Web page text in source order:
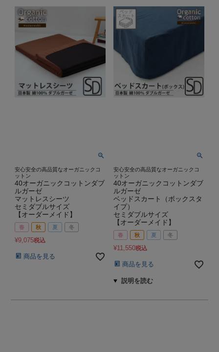
安心安全の高品質なオーガニックコ
ットン
40オーガニックコットンダブ
ルガーゼ
マットレスシーツ
セミダブルサイズ
【オーダーメイド】
春 秋 夏 冬
¥9,075税込
商品を見る
安心安全の高品質なオーガニックコ
ットン
40オーガニックコットンダブ
ルガーゼ
ベッドスカート（ボックスタ
イプ）
セミダブルサイズ
【オーダーメイド】
春 秋 夏 冬
¥11,550税込
商品を見る